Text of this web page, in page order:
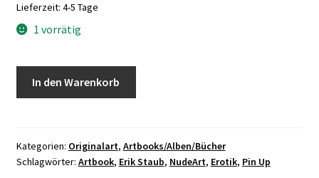
Lieferzeit: 4-5 Tage
1 vorrätig
-
Erotik
In den Warenkorb
Kategorien: Originalart, Artbooks/Alben/Bücher
Schlagwörter: Artbook, Erik Staub, NudeArt, Erotik, Pin Up